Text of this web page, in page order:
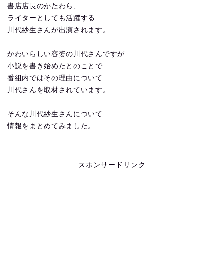
書店店長のかたわら、
ライターとしても活躍する
川代紗生さんが出演されます。
かわいらしい容姿の川代さんですが
小説を書き始めたとのことで
番組内ではその理由について
川代さんを取材されています。
そんな川代紗生さんについて
情報をまとめてみました。
スポンサードリンク